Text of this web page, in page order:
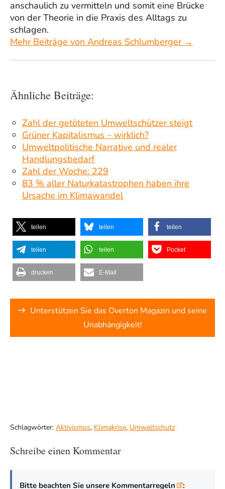
anschaulich zu vermitteln und somit eine Brücke
von der Theorie in die Praxis des Alltags zu
schlagen.
Mehr Beiträge von Andreas Schlumberger →
Ähnliche Beiträge:
Zahl der getöteten Umweltschützer steigt
Grüner Kapitalismus – wirklich?
Umweltpolitische Narrative und realer
Handlungsbedarf
Zahl der Woche: 229
83 % aller Naturkatastrophen haben ihre
Ursache im Klimawandel
teilen teilen teilen
teilen teilen Pocket
drucken E-Mail
Unterstützen Sie das Overton Magazin und seine
Unabhängigkeit!
Schlagwörter: Aktivismus, Klimakrise, Umweltschutz
Schreibe einen Kommentar
Bitte beachten Sie unsere Kommentarregeln :